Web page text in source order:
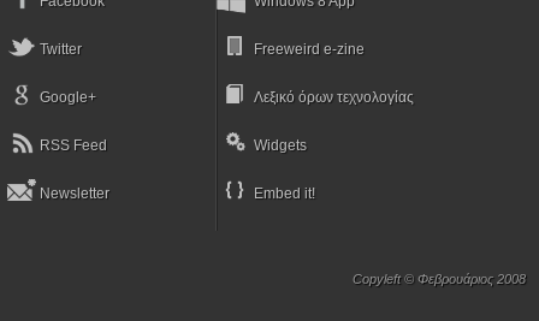
Twitter
Google+
RSS Feed
Newsletter
Freeweird e-zine
Λεξικό όρων τεχνολογίας
Widgets
Embed it!
Copyleft © Φεβρουάριος 2008